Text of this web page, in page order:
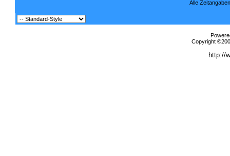
Alle
Copyright
http://